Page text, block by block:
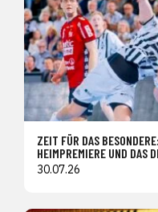
ZEIT FÜR DAS
HEIMPREMIERE UND DAS
30.07.26